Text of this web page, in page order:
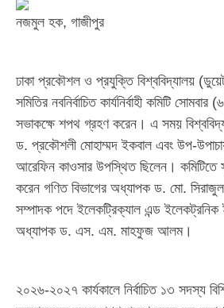
নজমুল হক, গাজীপুর
ঢাকা প্রকৌশল ও প্রযুক্তি বিশ্ববিদ্যালয়
সমিতির নবনির্বাচিত কার্যনির্বাহী কমিটি
সভাকক্ষে শপথ গ্রহণ করেন। এ সময়
ড. প্রকৌশলী মোহাম্মদ ইকবাল এবং উপ-
আরেফিন কাওসার উপস্থিত ছিলেন।
করেন গণিত বিভাগের অধ্যাপক ড. মো.
সম্পাদক পদে ইলেকট্রিক্যাল এন্ড ইলেকট্রনিক
অধ্যাপক ড. এস. এম. মাহফুজ আলম।
২০২৬-২০২৭ কার্যকালে নির্বাচিত ১৩ সদস্য